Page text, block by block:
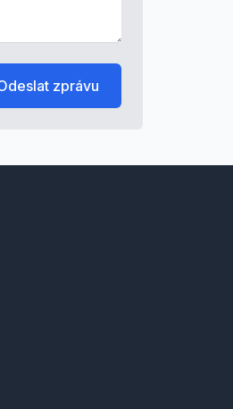
zprávu